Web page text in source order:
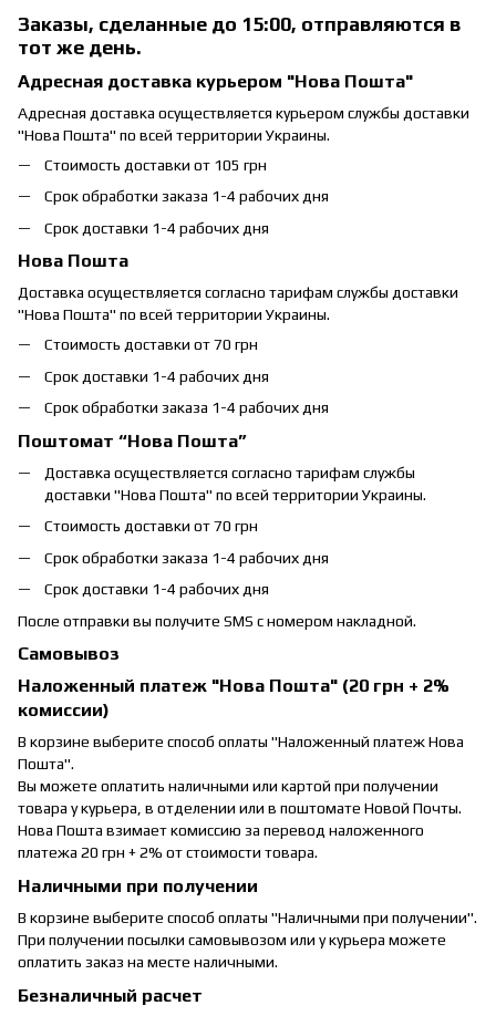
Заказы, сделанные до 15:00, отправляются в
тот же день.
Адресная доставка курьером "Нова Пошта"
Адресная доставка осуществляется курьером службы доставки
"Нова Пошта" по всей территории Украины.
Стоимость доставки от 105 грн
Срок обработки заказа 1-4 рабочих дня
Срок доставки 1-4 рабочих дня
Нова Пошта
Доставка осуществляется согласно тарифам службы доставки
"Нова Пошта" по всей территории Украины.
Стоимость доставки от 70 грн
Срок доставки 1-4 рабочих дня
Срок обработки заказа 1-4 рабочих дня
Поштомат “Нова Пошта”
Доставка осуществляется согласно тарифам службы
доставки "Нова Пошта" по всей территории Украины.
Стоимость доставки от 70 грн
Срок обработки заказа 1-4 рабочих дня
Срок доставки 1-4 рабочих дня
После отправки вы получите SMS с номером накладной.
Самовывоз
Наложенный платеж "Нова Пошта" (20 грн + 2%
комиссии)
В корзине выберите способ оплаты "Наложенный платеж Нова
Пошта".
Вы можете оплатить наличными или картой при получении
товара у курьера, в отделении или в поштомате Новой Почты.
Нова Пошта взимает комиссию за перевод наложенного
платежа 20 грн + 2% от стоимости товара.
Наличными при получении
В корзине выберите способ оплаты "Наличными при получении".
При получении посылки самовывозом или у курьера можете
оплатить заказ на месте наличными.
Безналичный расчет